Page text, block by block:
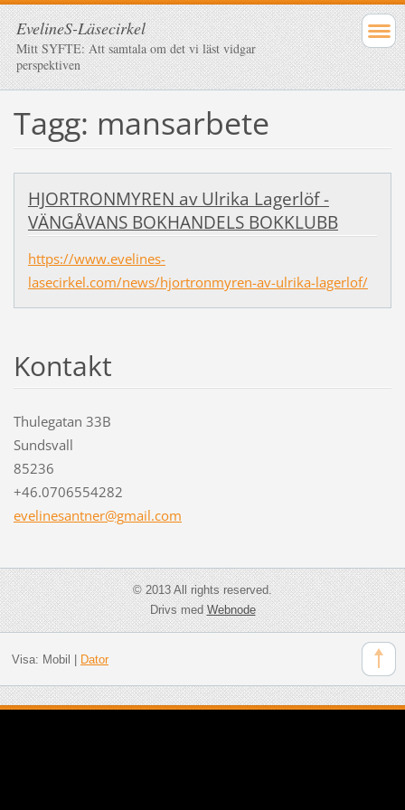
EvelineS-Läsecirkel
Mitt SYFTE: Att samtala om det vi läst vidgar
perspektiven
Tagg: mansarbete
HJORTRONMYREN av Ulrika Lagerlöf -
VÄNGÅVANS BOKHANDELS BOKKLUBB
https://www.evelines-
lasecirkel.com/news/hjortronmyren-av-ulrika-lagerlof/
Kontakt
Thulegatan 33B
Sundsvall
85236
+46.0706554282
evelinesantner@gmail.com
© 2013 All rights reserved.
Drivs medWebnode
Visa: Mobil Dator